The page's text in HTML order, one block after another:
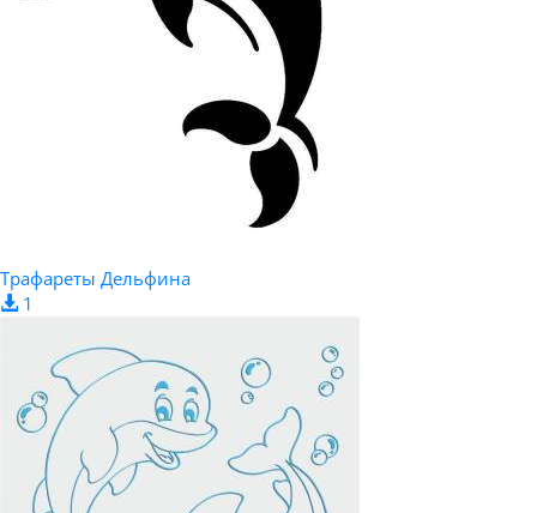
Трафареты Дельфина
1